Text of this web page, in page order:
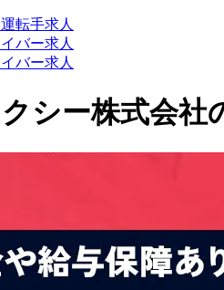
転手求人
バー求人
バー求人
シー株式会社